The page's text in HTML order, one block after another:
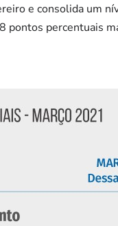
e consolida um
pontos percentuais